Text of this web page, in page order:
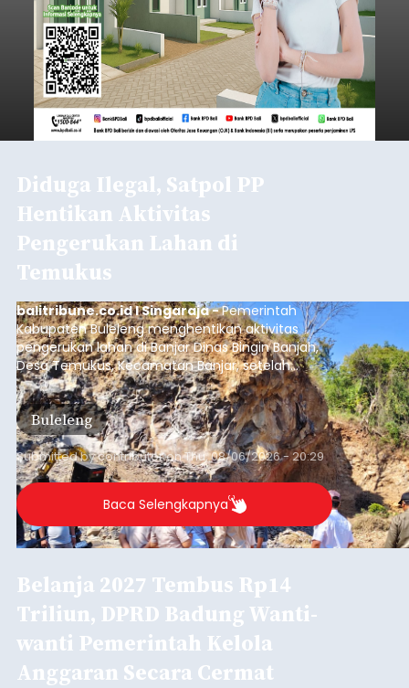
Diduga Ilegal, Satpol PP
Hentikan Aktivitas
Pengerukan Lahan di
Temukus
balitribune.co.id I Singaraja -Pemerintah
Kabupaten Buleleng menghentikan aktivitas
pengerukan lahan di Banjar Dinas Bingin Banjah,
Desa Temukus, Kecamatan Banjar, setelah
ditemukan indikasi kegiatan pengambilan
material yang tidak sesuai dengan peruntukan
kawasan.
Buleleng
Submitted bycontributoronThu, 08/06/2026 - 20:29
Baca Selengkapnya
Belanja 2027 Tembus Rp14
Triliun, DPRD Badung Wanti-
wanti Pemerintah Kelola
Anggaran Secara Cermat